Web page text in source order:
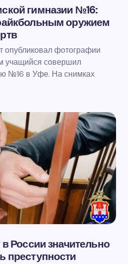
гимназии №16:
оружием
опубликовал фотографии
учащийся совершил
№16 в Уфе. На снимках
России значительно
преступности